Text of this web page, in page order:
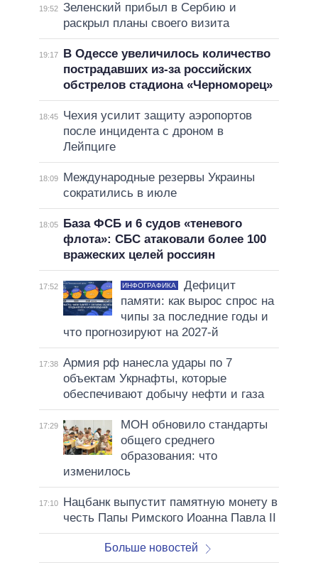
19:52 Зеленский прибыл в Сербию и
раскрыл планы своего визита
19:17
В Одессе увеличилось количество
пострадавших из-за российских
обстрелов стадиона «Черноморец»
18:45
Чехия усилит защиту аэропортов
после инцидента с дроном в
Лейпциге
18:09
Международные резервы Украины
сократились в июле
18:05
База ФСБ и 6 судов «теневого
флота»: СБС атаковали более 100
вражеских целей россиян
17:52 ИНФОГРАФИКА
Дефицит
памяти: как вырос спрос на
чипы за последние годы и
что прогнозируют на 2027-й
17:38 Армия рф нанесла удары по 7
объектам Укрнафты, которые
обеспечивают добычу нефти и газа
17:29
МОН обновило стандарты
общего среднего
образования: что
изменилось
17:10
Нацбанк выпустит памятную монету в
честь Папы Римского Иоанна Павла II
Больше новостей